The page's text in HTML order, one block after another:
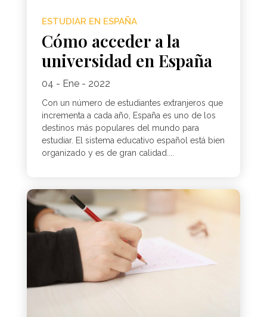
ESTUDIAR EN ESPAÑA
Cómo acceder a la
universidad en España
04 - Ene - 2022
Con un número de estudiantes extranjeros que
incrementa a cada año, España es uno de los
destinos más populares del mundo para
estudiar. El sistema educativo español está bien
organizado y es de gran calidad....